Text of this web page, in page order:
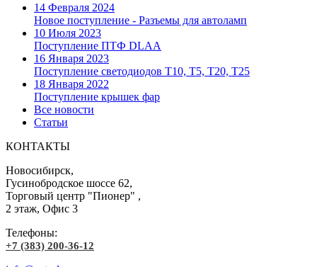
14 Февраля 2024
Новое поступление - Разъемы для автоламп
10 Июля 2023
Поступление ПТФ DLAA
16 Января 2023
Поступление светодиодов T10, T5, T20, T25
18 Января 2022
Поступление крышек фар
Все новости
Статьи
КОНТАКТЫ
Новосибирск,
Гусинобродское шоссе 62,
Торговый центр "Пионер" ,
2 этаж, Офис 3
Телефоны:
+7 (383) 200-36-12